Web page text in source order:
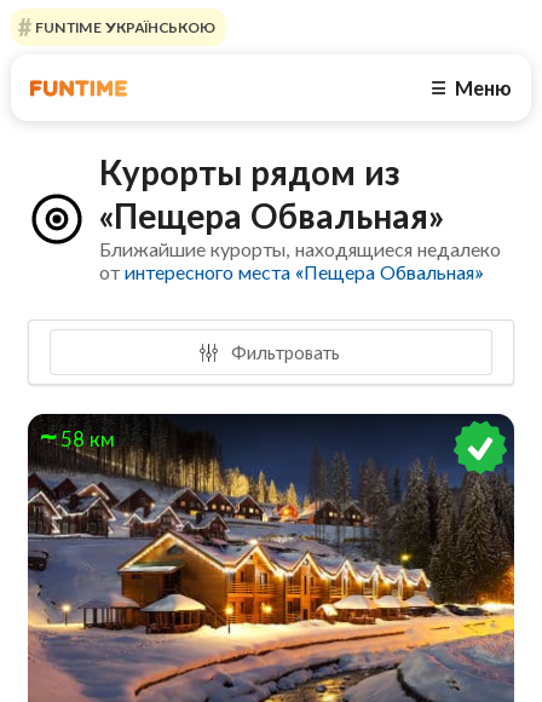
FUNTIME УКРАЇНСЬКОЮ
☰ Меню
Курорты рядом из
«Пещера Обвальная»
Ближайшие курорты, находящиеся недалеко
отинтересного места «Пещера Обвальная»
Фильтровать
58 км